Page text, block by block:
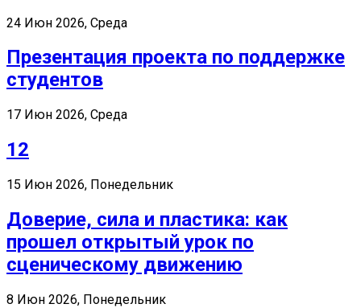
24 Июн 2026, Среда
Презентация проекта по поддержке
студентов
17 Июн 2026, Среда
12
15 Июн 2026, Понедельник
Доверие, сила и пластика: как
прошел открытый урок по
сценическому движению
8 Июн 2026, Понедельник